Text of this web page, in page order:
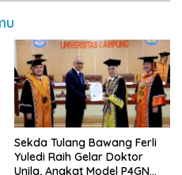
Sekda Tulang Bawang Ferli
Yuledi Raih Gelar Doktor
Unila, Angkat Model P4GN